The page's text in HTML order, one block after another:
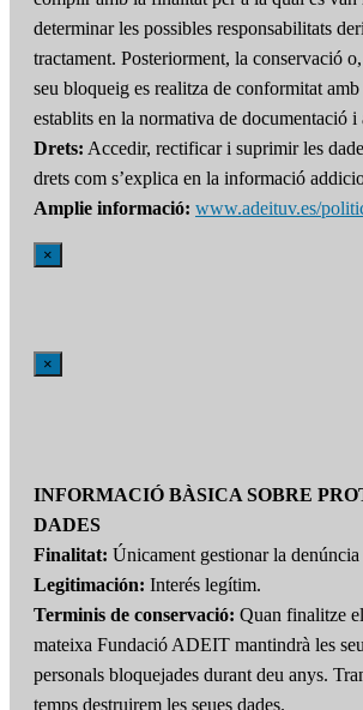
determinar les possibles responsabilitats
tractament. Posteriorment, la conservació
seu bloqueig es realitza de conformitat
establits en la normativa de documentació i
Drets: Accedir, rectificar i suprimir les
drets com s’explica en la informació
Amplie informació: www.adeituv.es/
×
×
INFORMACIÓ BÀSICA SOBRE
DADES
Finalitat: Únicament gestionar la
Legitimación: Interés legítim.
Terminis de conservació: Quan finalitze
mateixa Fundació ADEIT mantindrà les
personals bloquejades durant deu anys.
temps destruirem les seues dades.